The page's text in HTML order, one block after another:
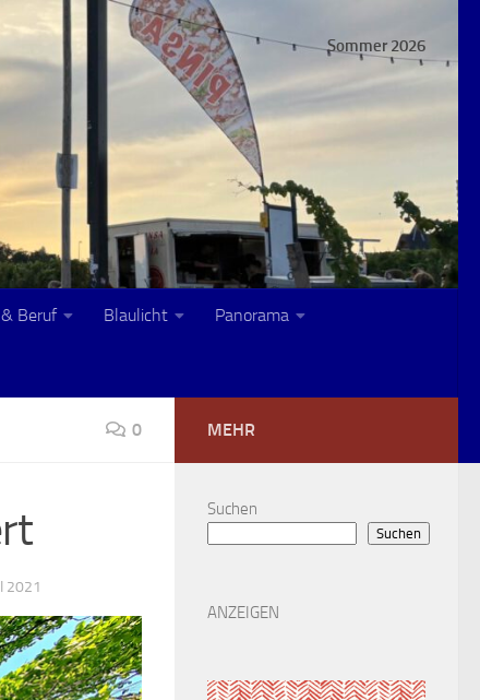
Sommer 2026
Beruf Blaulicht Panorama
0
2021
MEHR
Suchen
Suchen
ANZEIGEN